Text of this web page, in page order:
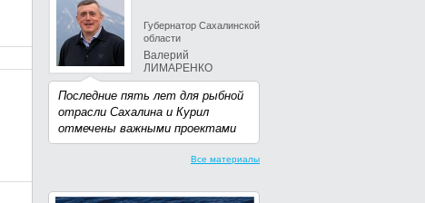
Губернатор Сахалинской
области
Валерий
ЛИМАРЕНКО
Последние пять лет для рыбной
отрасли Сахалина и Курил
отмечены важными проектами
Все материалы